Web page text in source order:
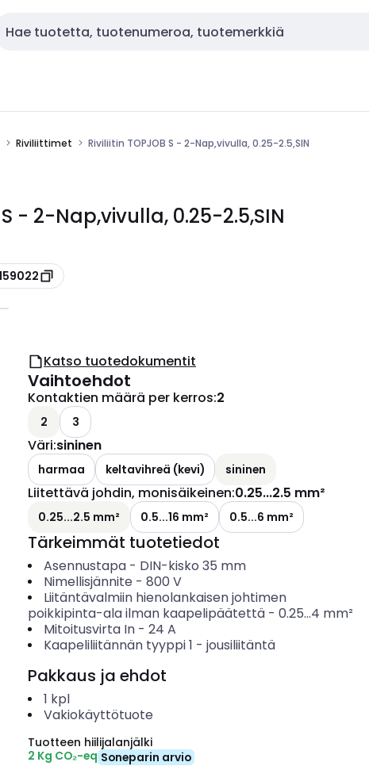
Haku
Riviliittimet Riviliitin TOPJOB S - 2-Nap,vivulla, 0.25-2.5,SIN
- 2-Nap,vivulla, 0.25-2.5,SIN
Katso tuotedokumentit
Vaihtoehdot
Kontaktien määrä per kerros:2
2 3
Väri:sininen
harmaa keltavihreä (kevi) sininen
Liitettävä johdin, monisäikeinen:0.25...2.5 mm²
0.25...2.5 mm² 0.5...16 mm² 0.5...6 mm²
Tärkeimmät tuotetiedot
Asennustapa- DIN-kisko 35 mm
Nimellisjännite - 800 V
Liitäntävalmiin hienolankaisen johtimen
poikkipinta-ala ilman kaapelipäätettä - 0.25...4 mm²
Mitoitusvirta In- 24 A
Kaapeliliitännän tyyppi 1 - jousiliitäntä
Pakkaus ja ehdot
1 kpl
Vakiokäyttötuote
Tuotteen hiilijalanjälki
2 Kg CO₂-eq Soneparin arvio